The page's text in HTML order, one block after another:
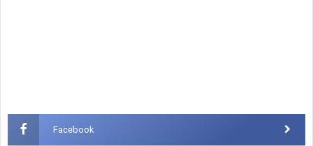
Facebook